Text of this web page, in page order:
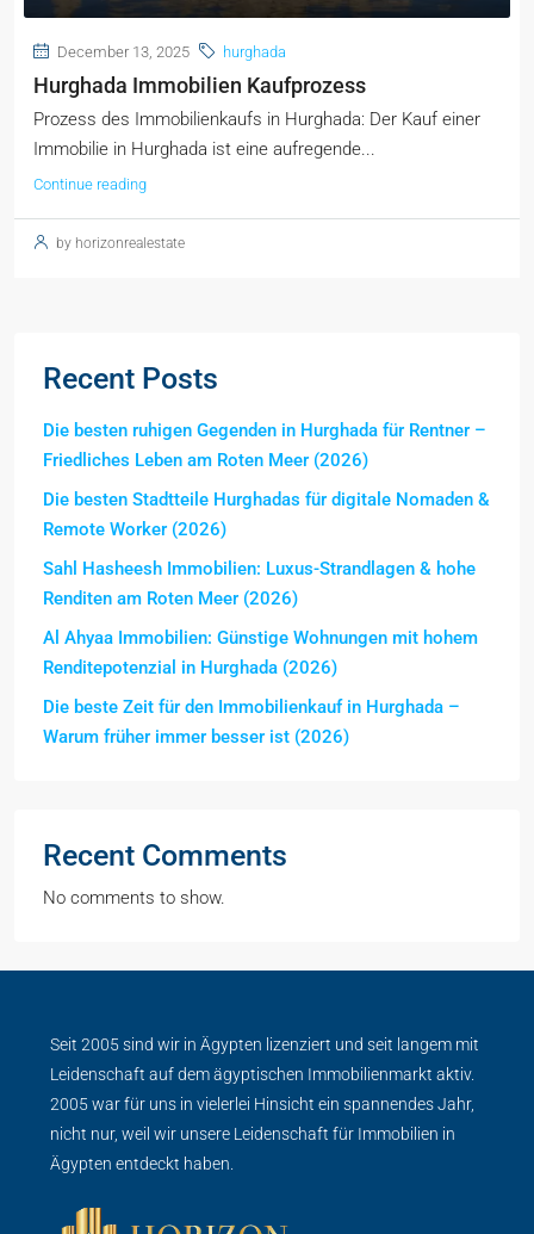
December 13, 2025 hurghada
Hurghada Immobilien Kaufprozess
Prozess des Immobilienkaufs in Hurghada: Der Kauf einer
Immobilie in Hurghada ist eine aufregende...
Continue reading
by horizonrealestate
Recent Posts
Die besten ruhigen Gegenden in Hurghada für Rentner –
Friedliches Leben am Roten Meer (2026)
Die besten Stadtteile Hurghadas für digitale Nomaden &
Remote Worker (2026)
Sahl Hasheesh Immobilien: Luxus-Strandlagen & hohe
Renditen am Roten Meer (2026)
Al Ahyaa Immobilien: Günstige Wohnungen mit hohem
Renditepotenzial in Hurghada (2026)
Die beste Zeit für den Immobilienkauf in Hurghada –
Warum früher immer besser ist (2026)
Recent Comments
No comments to show.
Seit 2005 sind wir in Ägypten lizenziert und seit langem mit
Leidenschaft auf dem ägyptischen Immobilienmarkt aktiv.
2005 war für uns in vielerlei Hinsicht ein spannendes Jahr,
nicht nur, weil wir unsere Leidenschaft für Immobilien in
Ägypten entdeckt haben.